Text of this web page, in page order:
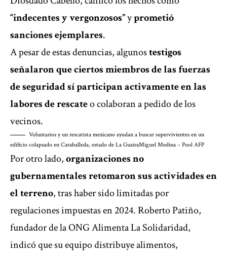
“indecentes y vergonzosos”yprometió
sanciones ejemplares.
A pesar de estas denuncias, algunostestigos
señalaron que ciertos miembros de las fuerzas
de seguridad sí participan activamente en las
labores de rescateo colaboran a pedido de los
vecinos.
Voluntarios y un rescatista mexicano ayudan a buscar supervivientes en un
edificio colapsado en Caraballeda, estado de La GuairaMiguel Medina – Pool AFP
Por otro lado,organizaciones no
gubernamentales retomaron sus actividades en
el terreno, tras haber sido limitadas por
regulaciones impuestas en 2024. Roberto Patiño,
fundador de la ONG Alimenta La Solidaridad,
indicó que su equipo distribuye alimentos,